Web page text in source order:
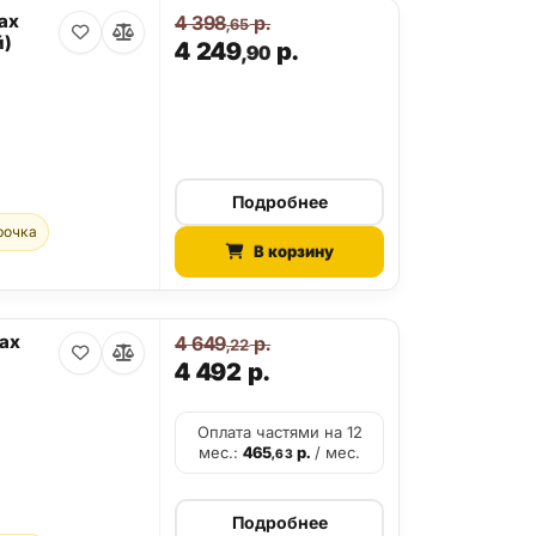
4 249,90 р.
4 398,65р.
Подробнее
В корзину
4 492 р.
4 649,22р.
Оплата частями на 12
мес.:465,63р./ мес.
Подробнее